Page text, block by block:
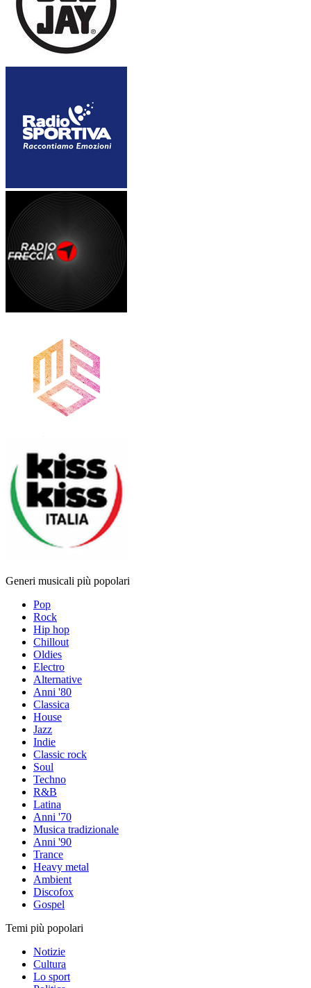
Generi musicali più popolari
Pop
Rock
Hip hop
Chillout
Oldies
Electro
Alternative
Anni '80
Classica
House
Jazz
Indie
Classic rock
Soul
Techno
R&B
Latina
Anni '70
Musica tradizionale
Anni '90
Trance
Heavy metal
Ambient
Discofox
Gospel
Temi più popolari
Notizie
Cultura
Lo sport